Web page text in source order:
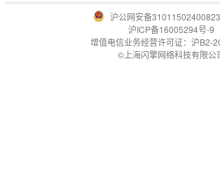
沪公网安备31011502400823
沪ICP备16005294号-9
增值电信业务经营许可证：沪B2-
©上海闪擎网络科技有限公